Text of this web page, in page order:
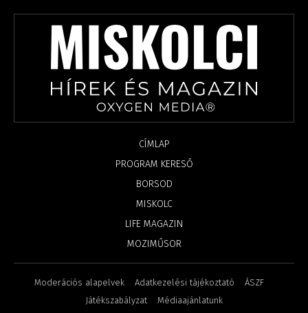
CÍMLAP
PROGRAM KERESŐ
BORSOD
MISKOLC
LIFE MAGAZIN
MOZIMŰSOR
Moderációs alapelvek Adatkezelési tájékoztató
ÁSZF
Játékszabályzat
Médiaajánlatunk